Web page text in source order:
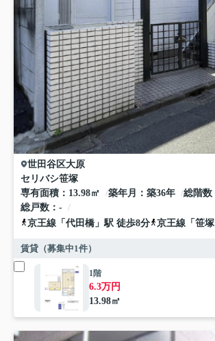
世田谷区大原
セリバシ笹塚
専有面積
13.98㎡ 築年月 築36年 総階数
総戸数
-
京王線 「 代田橋 」駅 徒歩8分 京王線 「 笹塚
賃貸（募集中1件）
1階
6.3万円
13.98㎡